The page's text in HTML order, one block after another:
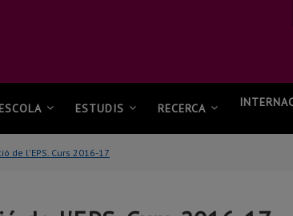
ESTUDIS RECERCA
de l'EPS. Curs 2016-17